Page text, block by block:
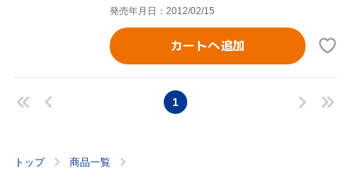
発売年月日：2012/02/15
カートへ追加
1
トップ 商品一覧